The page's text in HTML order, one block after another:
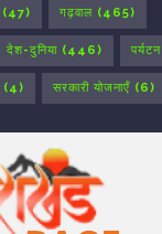
(47) गढ़वाल (465)
देश-दुनिया (446) पर्यटन
(4) सरकारी योजनाएँ (6)